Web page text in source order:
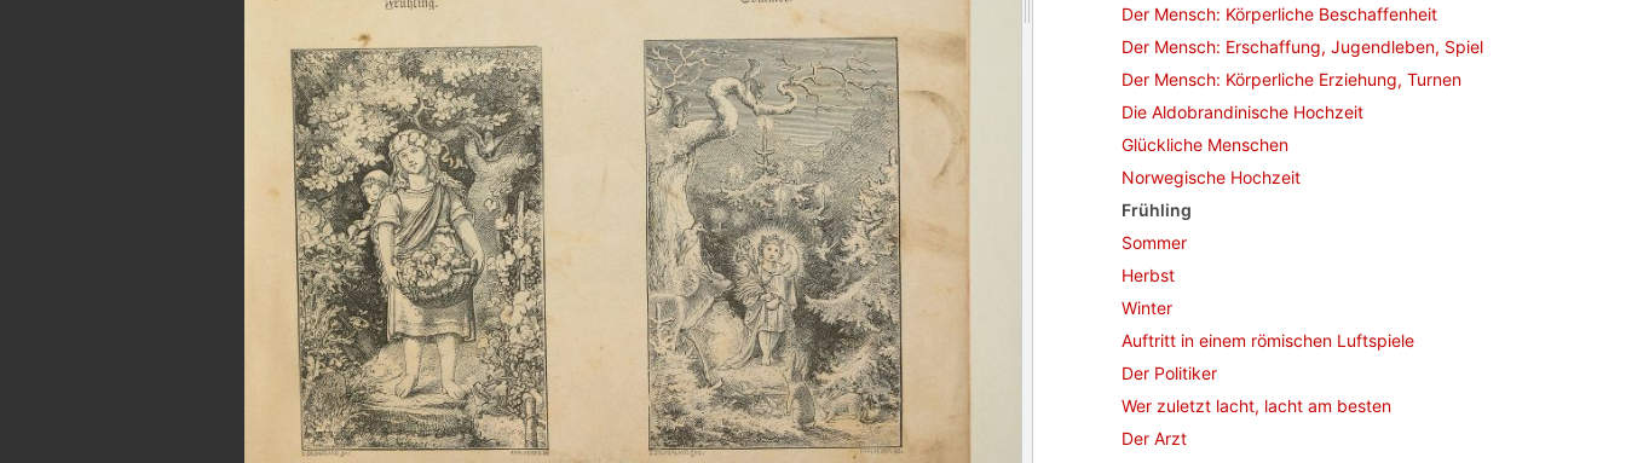
Der Mensch: Körperliche Beschaffenheit
Der Mensch: Erschaffung, Jugendleben, Spiel
Der Mensch: Körperliche Erziehung, Turnen
Die Aldobrandinische Hochzeit
Glückliche Menschen
Norwegische Hochzeit
Frühling
Sommer
Herbst
Winter
Auftritt in einem römischen Luftspiele
Der Politiker
Wer zuletzt lacht, lacht am besten
Der Arzt